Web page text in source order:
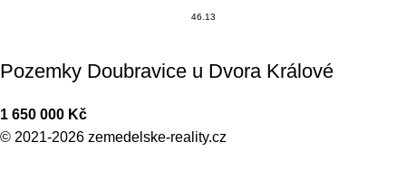
46.13
Pozemky Doubravice u Dvora Králové
1 650 000 Kč
© 2021-2026 zemedelske-reality.cz